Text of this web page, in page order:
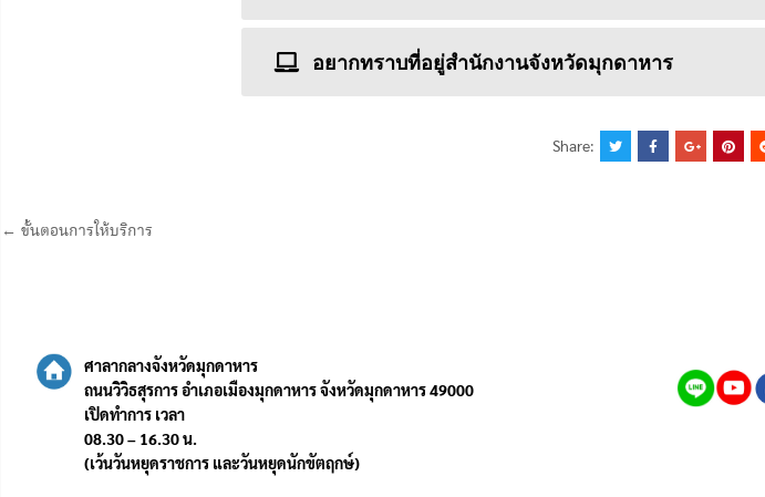
อยากทราบที่อยู่สำนักงานจังหวัดมุกดาหาร
Share:
← ขั้นตอนการให้บริการ
ศาลากลางจังหวัดมุกดาหาร
ถนนวิวิธสุรการ อำเภอเมืองมุกดาหาร จังหวัดมุกดาหาร 49000
เปิดทำการ เวลา
08.30 – 16.30 น.
(เว้นวันหยุดราชการ และวันหยุดนักขัตฤกษ์)